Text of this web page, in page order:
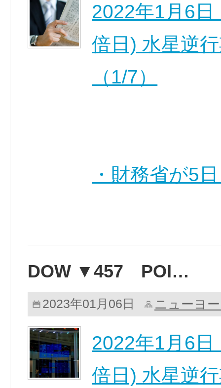
2022年1月6
倍日) 水星逆
（1/7）
・財務省が
DOW ▼457 POI…
2023年01月06日 ニューヨ
2022年1月6
倍日) 水星逆